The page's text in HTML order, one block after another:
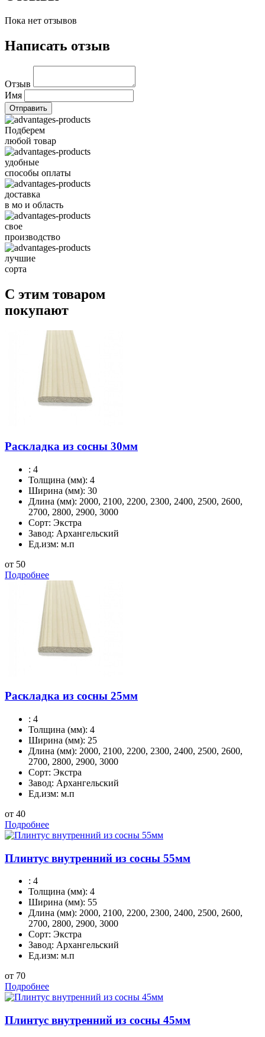
Пока нет отзывов
Написать отзыв
Отзыв
Имя
Подберем
любой товар
удобные
способы оплаты
доставка
в мо и область
свое
производство
лучшие
сорта
С этим товаром
покупают
Раскладка из сосны 30мм
: 4
Толщина (мм): 4
Ширина (мм): 30
Длина (мм): 2000, 2100, 2200, 2300, 2400, 2500, 2600,
2700, 2800, 2900, 3000
Сорт: Экстра
Завод: Архангельский
Ед.изм: м.п
от 50
Подробнее
Раскладка из сосны 25мм
: 4
Толщина (мм): 4
Ширина (мм): 25
Длина (мм): 2000, 2100, 2200, 2300, 2400, 2500, 2600,
2700, 2800, 2900, 3000
Сорт: Экстра
Завод: Архангельский
Ед.изм: м.п
от 40
Подробнее
Плинтус внутренний из сосны 55мм
: 4
Толщина (мм): 4
Ширина (мм): 55
Длина (мм): 2000, 2100, 2200, 2300, 2400, 2500, 2600,
2700, 2800, 2900, 3000
Сорт: Экстра
Завод: Архангельский
Ед.изм: м.п
от 70
Подробнее
Плинтус внутренний из сосны 45мм